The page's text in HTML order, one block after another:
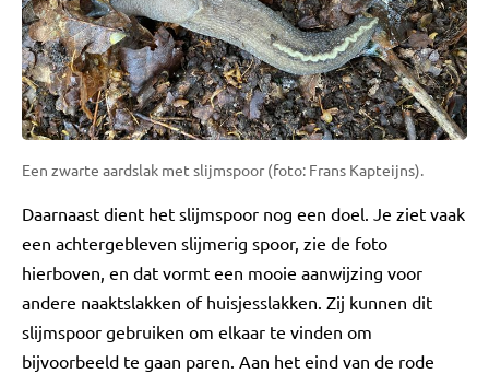
Een zwarte aardslak met slijmspoor (foto: Frans Kapteijns).
Daarnaast dient het slijmspoor nog een doel. Je ziet vaak
een achtergebleven slijmerig spoor, zie de foto
hierboven, en dat vormt een mooie aanwijzing voor
andere naaktslakken of huisjesslakken. Zij kunnen dit
slijmspoor gebruiken om elkaar te vinden om
bijvoorbeeld te gaan paren. Aan het eind van de rode